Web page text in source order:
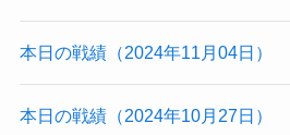
本日の戦績（2024年11月04日）
本日の戦績（2024年10月27日）